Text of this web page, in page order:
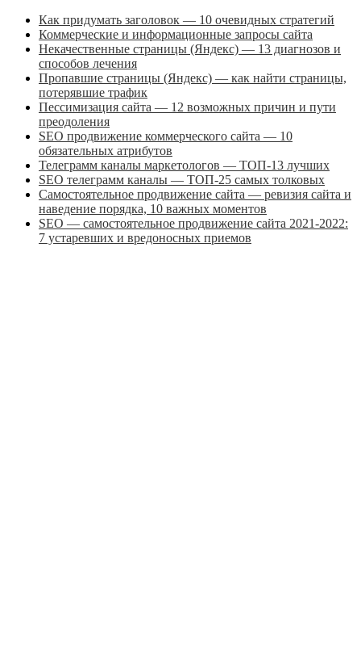
Как придумать заголовок — 10 очевидных стратегий
Коммерческие и информационные запросы сайта
Некачественные страницы (Яндекс) — 13 диагнозов и
способов лечения
Пропавшие страницы (Яндекс) — как найти страницы,
потерявшие трафик
Пессимизация сайта — 12 возможных причин и пути
преодоления
SEO продвижение коммерческого сайта — 10
обязательных атрибутов
Телеграмм каналы маркетологов — ТОП-13 лучших
SEO телеграмм каналы — ТОП-25 самых толковых
Самостоятельное продвижение сайта — ревизия сайта и
наведение порядка, 10 важных моментов
SEO — самостоятельное продвижение сайта 2021-2022:
7 устаревших и вредоносных приемов